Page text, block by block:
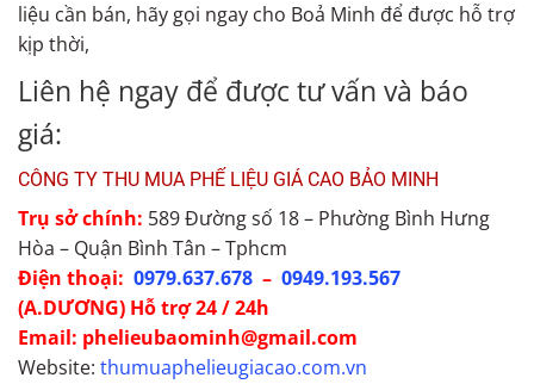
liệu cần bán, hãy gọi ngay cho Boả Minh để được hỗ trợ
kịp thời,
Liên hệ ngay để được tư vấn và báo
giá:
CÔNG TY THU MUA PHẾ LIỆU GIÁ CAO BẢO MINH
Trụ sở chính: 589 Đường số 18 – Phường Bình Hưng
Hòa – Quận Bình Tân – Tphcm
Điện thoại: 0979.637.678 – 0949.193.567
(A.DƯƠNG) Hỗ trợ 24 / 24h
Email: phelieubaominh@gmail.com
Website: thumuaphelieugiacao.com.vn